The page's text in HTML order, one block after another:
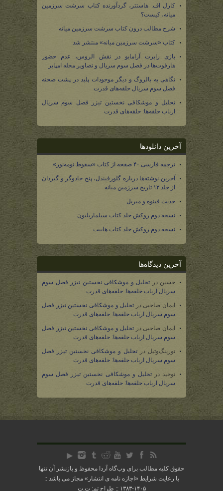
کارل اف. هاستتر، گردآورنده کتاب سرشت سرزمین
میانه، کیست؟
شرح مطالب درون کتاب سرشت سرزمین میانه
کتاب «سرشت سرزمین میانه» منتشر شد
بازی رابرت آرامایو در نقش الروس، عدم حضور
هارفوت‌ها در فصل سوم سریال و تصاویر مجله امپایر
نگاهی به بالروگ و دیگر موجودات پلید در پشت صحنه
فصل سوم سریال حلقه‌های قدرت
تحلیل و موشکافی نخستین تیزر فصل سوم سریال
ارباب حلقه‌ها: حلقه‌های قدرت
آخرین دانلودها
ترجمه فارسی ۴۰ صفحه از کتاب «سقوط نومه‌نور»
آخرین نوشته‌ها درباره گلورفیندل، پنج جادوگر و گیردان
از جلد ۱۲ تاریخ سرزمین میانه
حدیث فینوه و میریل
نسخه دوم روکش جلد کتاب سیلماریلیون
نسخه دوم روکش جلد کتاب هابیت
آخرین دیدگاه‌ها
حسین در تحلیل و موشکافی نخستین تیزر فصل سوم
سریال ارباب حلقه‌ها: حلقه‌های قدرت
ایمان صاحبی در تحلیل و موشکافی نخستین تیزر فصل
سوم سریال ارباب حلقه‌ها: حلقه‌های قدرت
ایمان صاحبی در تحلیل و موشکافی نخستین تیزر فصل
سوم سریال ارباب حلقه‌ها: حلقه‌های قدرت
تورینگ‌وتیل در تحلیل و موشکافی نخستین تیزر فصل
سوم سریال ارباب حلقه‌ها: حلقه‌های قدرت
توحید درتحلیل و موشکافی نخستین تیزر فصل سوم
سریال ارباب حلقه‌ها: حلقه‌های قدرت
حقوق کلیه مطالب برای وب‌گاه آردا محفوظ و بازنشر آن تنها
با رعایت شرایط « اجازه نامه ی انتشار » مجاز می باشد ::
۱۴۰۵-۱۳۸۳ :: طراح تم: ت.ت